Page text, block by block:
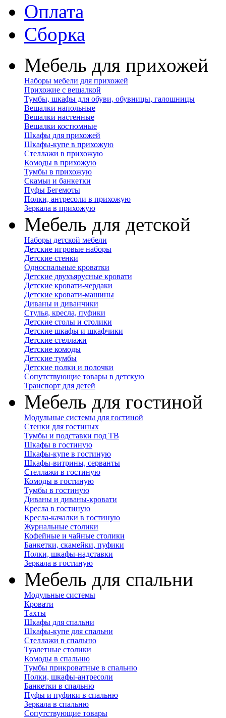
Оплата
Сборка
Мебель для прихожей
Наборы мебели для прихожей
Прихожие с вешалкой
Тумбы, шкафы для обуви, обувницы, галошницы
Вешалки напольные
Вешалки настенные
Вешалки костюмные
Шкафы для прихожей
Шкафы-купе в прихожую
Стеллажи в прихожую
Комоды в прихожую
Тумбы в прихожую
Скамьи и банкетки
Пуфы Бегемоты
Полки, антресоли в прихожую
Зеркала в прихожую
Мебель для детской
Наборы детской мебели
Детские игровые наборы
Детские стенки
Односпальные кроватки
Детские двухъярусные кровати
Детские кровати-чердаки
Детские кровати-машины
Диваны и диванчики
Стулья, кресла, пуфики
Детские столы и столики
Детские шкафы и шкафчики
Детские стеллажи
Детские комоды
Детские тумбы
Детские полки и полочки
Сопутствующие товары в детскую
Транспорт для детей
Мебель для гостиной
Модульные системы для гостиной
Стенки для гостиных
Тумбы и подставки под ТВ
Шкафы в гостиную
Шкафы-купе в гостиную
Шкафы-витрины, серванты
Стеллажи в гостиную
Комоды в гостиную
Тумбы в гостиную
Диваны и диваны-кровати
Кресла в гостиную
Кресла-качалки в гостиную
Журнальные столики
Кофейные и чайные столики
Банкетки, скамейки, пуфики
Полки, шкафы-надставки
Зеркала в гостиную
Мебель для спальни
Модульные системы
Кровати
Тахты
Шкафы для спальни
Шкафы-купе для спальни
Стеллажи в спальню
Туалетные столики
Комоды в спальню
Тумбы прикроватные в спальню
Полки, шкафы-антресоли
Банкетки в спальню
Пуфы и пуфики в спальню
Зеркала в спальню
Сопутствующие товары